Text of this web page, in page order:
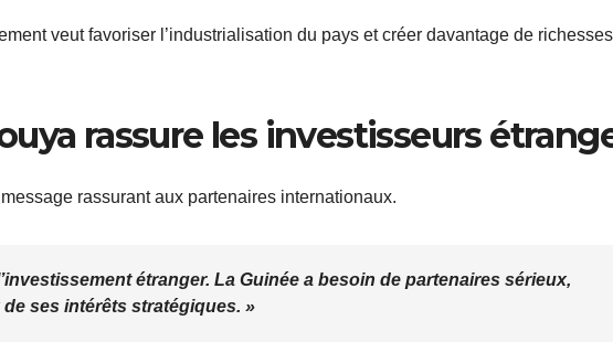
veut favoriser l’industrialisation du pays et créer davantage de
rassure les investisseurs
rassurant aux partenaires internationaux.
étranger. La Guinée a besoin de partenaires sérieux,
ses intérêts stratégiques. »